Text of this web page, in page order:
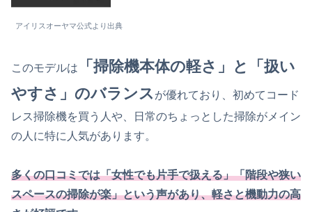
アイリスオーヤマ公式より出典
このモデルは
「掃除機本体の軽さ」と「扱い
やすさ」のバランス が優れており、初めてコード
レス掃除機を買う人や、日常のちょっとした掃除がメイン
の人に特に人気があります。
多くの口コミでは「女性でも片手で扱える」「階段や狭い
スペースの掃除が楽」という声があり、軽さと機動力の高